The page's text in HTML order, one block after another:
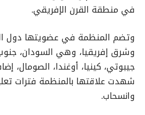
في منطقة القرن الإفريقي.
وتضم المنظمة في عضويتها دول
وشرق إفريقيا، وهي السودان، جنوب
جيبوتي، كينيا، أوغندا، الصومال،
شهدت علاقتها بالمنظمة فترات
وانسحاب.